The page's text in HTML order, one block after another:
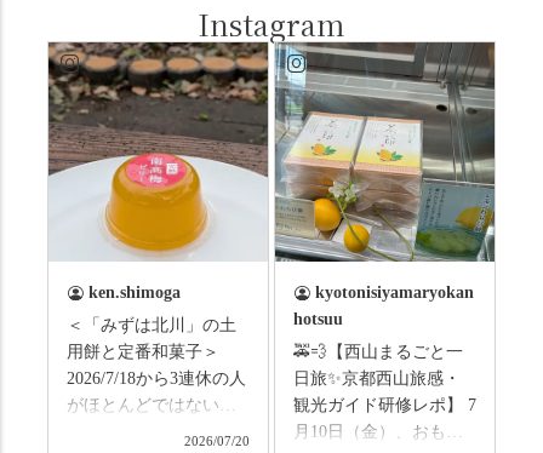
Instagram
ken.shimoga
＜「みずは北川」の土
用餅と定番和菓子＞
2026/7/18から3連休の人
がほとんどではないか
と思います。みなさん
2026/07/20
kyotonisiyamaryokan
hotsuu
🚕💨【西山まるごと一
日旅✨京都西山旅感・
観光ガイド研修レポ】 7
月10日（金）、おもて